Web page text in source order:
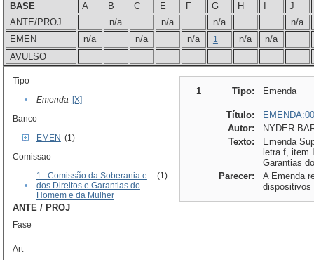
BASE
A B C E F G H
J
ANTE/PROJ
n/a n/a n/a
n/a
EMEN
n/a n/a n/a 1 n/a
n/a
AVULSO
Tipo
•
Emenda [X]
Banco
EMEN (1)
Comissao
•
1 : Comissão da Soberania e
dos Direitos e Garantias do
Homem e da Mulher
(1)
ANTE / PROJ
Fase
Art
1 Tipo: Emenda
Título:
Autor:
NYDER
Texto:
Emenda
letra f, item
Garantias
Parecer:
A Emenda
dispositivos